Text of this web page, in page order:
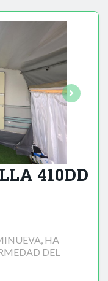
410DD
HA
DEL